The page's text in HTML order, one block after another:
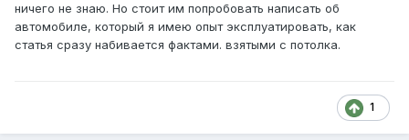
ничего не знаю. Но стоит им попробовать написать об
автомобиле, который я имею опыт эксплуатировать, как
статья сразу набивается фактами. взятыми с потолка.
1